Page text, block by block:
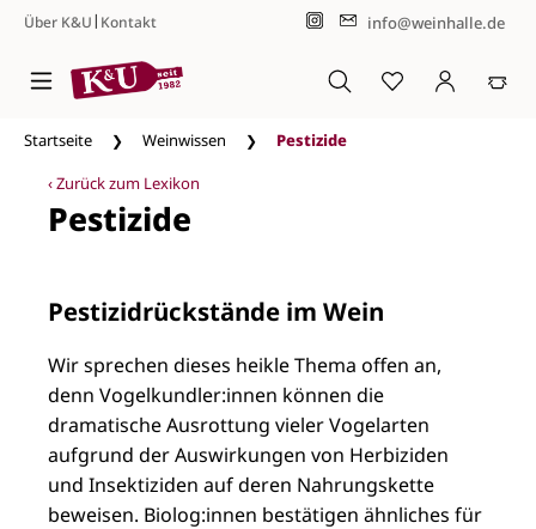
Zum Hauptinhalt springen
Über K&U| Kontakt info@weinhalle.de
Startseite Weinwissen
Pestizide
‹ Zurück zum Lexikon
Pestizide
Pestizidrückstände im Wein
Wir sprechen dieses heikle Thema offen an,
denn Vogelkundler:innen können die
dramatische Ausrottung vieler Vogelarten
aufgrund der Auswirkungen von Herbiziden
und Insektiziden auf deren Nahrungskette
beweisen. Biolog:innen bestätigen ähnliches für